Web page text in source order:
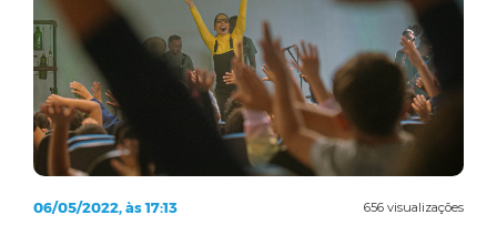
656 visualizações
06/05/2022, às 17:13